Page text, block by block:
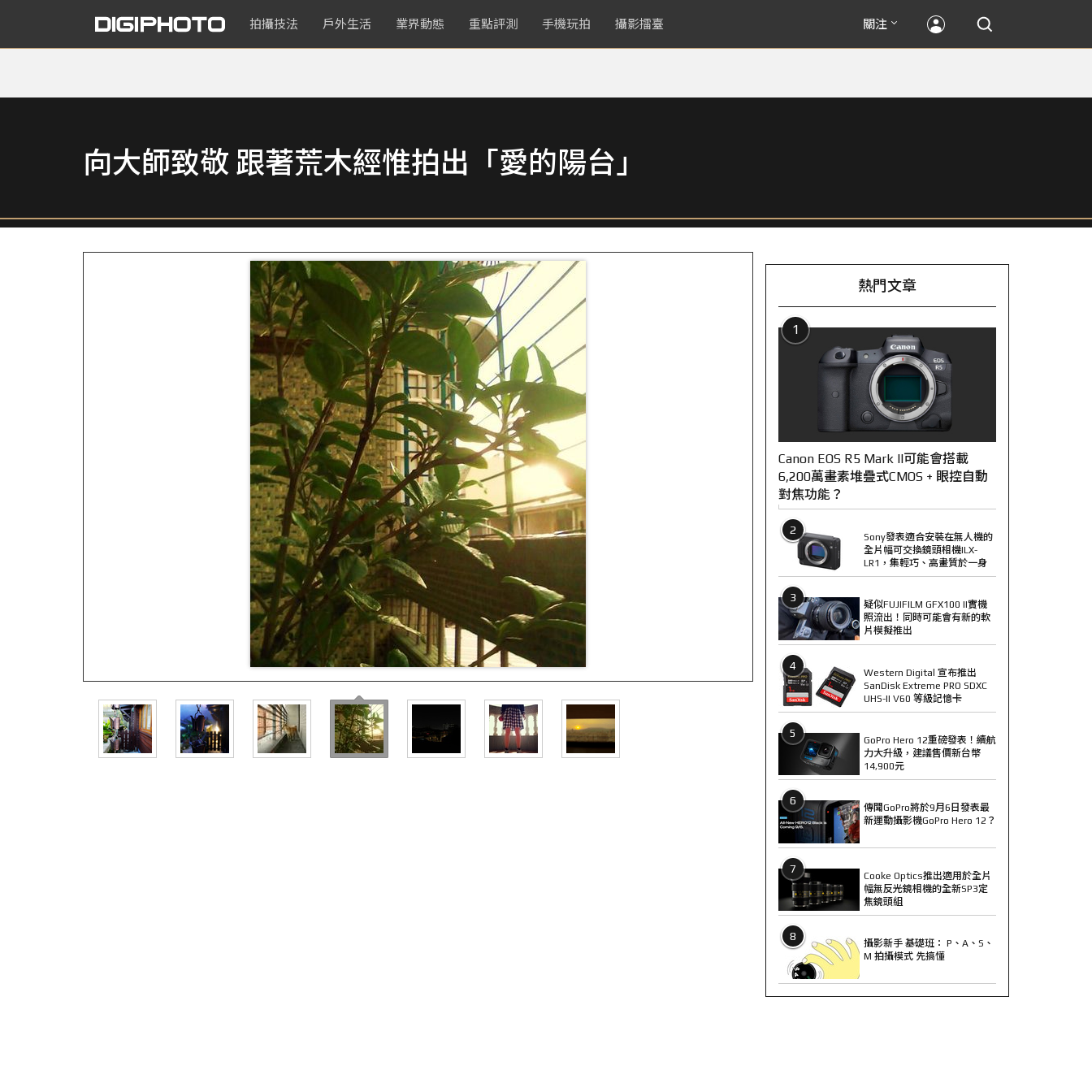
拍攝技法 戶外生活 業界動態 重點評測 手機玩拍 攝影擂臺 關注
向大師致敬 跟著荒木經惟拍出「愛的陽台」
熱門文章
1
Canon EOS R5 Mark II可能會搭載
6,200萬畫素堆疊式CMOS + 眼控自動
對焦功能？
2
Sony發表適合安裝在無人機的
全片幅可交換鏡頭相機ILX-
LR1，集輕巧、高畫質於一身
3
疑似FUJIFILM GFX100 II實機
照流出！同時可能會有新的軟
片模擬推出
4
Western Digital 宣布推出
SanDisk Extreme PRO SDXC
UHS-II V60 等級記憶卡
5
GoPro Hero 12重磅發表！續航
力大升級，建議售價新台幣
14,900元
6
傳聞GoPro將於9月6日發表最
新運動攝影機GoPro Hero 12？
7
Cooke Optics推出適用於全片
幅無反光鏡相機的全新SP3定
焦鏡頭組
8
攝影新手 基礎班： P、A、S、
M 拍攝模式 先搞懂